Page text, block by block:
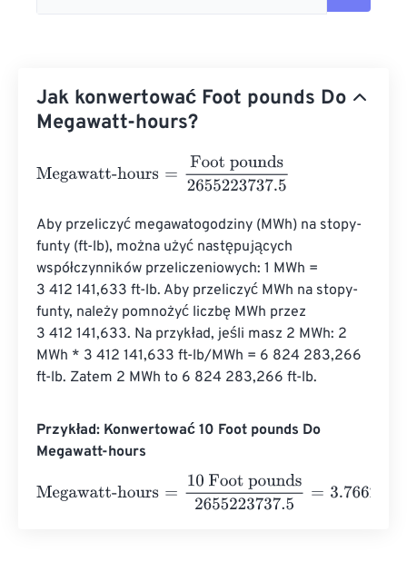
Jak konwertować Foot pounds Do
Megawatt-hours?
Megawatt-hours Foot pounds2655223737.5
Aby przeliczyć megawatogodziny (MWh) na stopy-
funty (ft-lb), można użyć następujących
współczynników przeliczeniowych: 1 MWh =
3 412 141,633 ft-lb. Aby przeliczyć MWh na stopy-
funty, należy pomnożyć liczbę MWh przez
3 412 141,633. Na przykład, jeśli masz 2 MWh: 2
MWh * 3 412 141,633 ft-lb/MWh = 6 824 283,266
ft-lb. Zatem 2 MWh to 6 824 283,266 ft-lb.
Przykład: Konwertować 10 Foot pounds Do
Megawatt-hours
Megawatt-hours
10 Foot pounds2655223737.5=3.7662